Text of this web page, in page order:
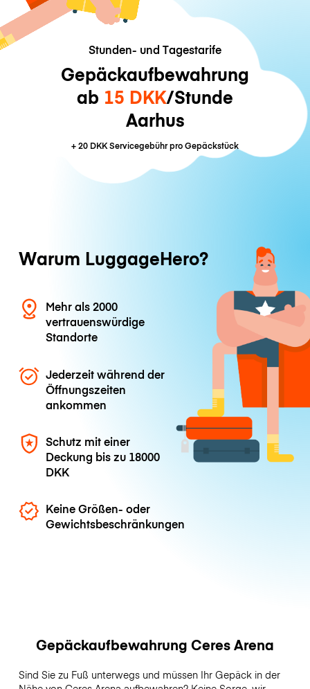
Stunden- und Tagestarife
Gepäckaufbewahrung
ab 15 DKK/Stunde
Aarhus
+20 DKKServicegebühr pro Gepäckstück
Warum LuggageHero?
Mehr als 2000
vertrauenswürdige
Standorte
Jederzeit während der
Öffnungszeiten
ankommen
Schutz mit einer
Deckung bis zu 18000
DKK
Keine Größen- oder
Gewichtsbeschränkungen
Gepäckaufbewahrung Ceres Arena
Sind Sie zu Fuß unterwegs und müssen Ihr Gepäck in der